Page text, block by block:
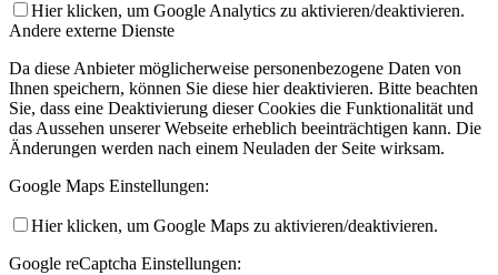
Hier klicken, um Google Analytics zu aktivieren/deaktivieren.
Andere externe Dienste
Da diese Anbieter möglicherweise personenbezogene Daten von
Ihnen speichern, können Sie diese hier deaktivieren. Bitte beachten
Sie, dass eine Deaktivierung dieser Cookies die Funktionalität und
das Aussehen unserer Webseite erheblich beeinträchtigen kann. Die
Änderungen werden nach einem Neuladen der Seite wirksam.
Google Maps Einstellungen:
Hier klicken, um Google Maps zu aktivieren/deaktivieren.
Google reCaptcha Einstellungen: